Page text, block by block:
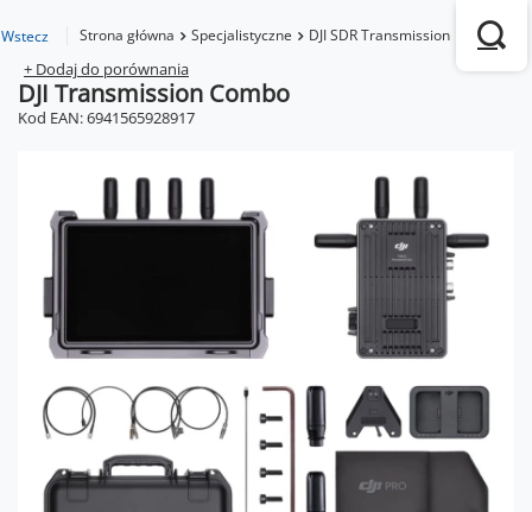
Wstecz Strona główna Specjalistyczne DJI SDR Transmission DJI
+ Dodaj do porównania
DJI Transmission Combo
Kod EAN: 6941565928917